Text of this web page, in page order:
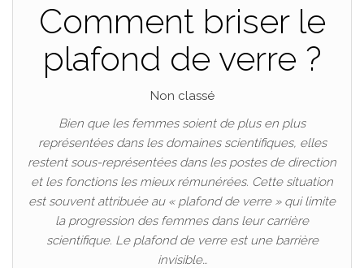
Comment briser le
plafond de verre ?
Non classé
Bien que les femmes soient de plus en plus
représentées dans les domaines scientifiques, elles
restent sous-représentées dans les postes de direction
et les fonctions les mieux rémunérées. Cette situation
est souvent attribuée au « plafond de verre » qui limite
la progression des femmes dans leur carrière
scientifique. Le plafond de verre est une barrière
invisible…